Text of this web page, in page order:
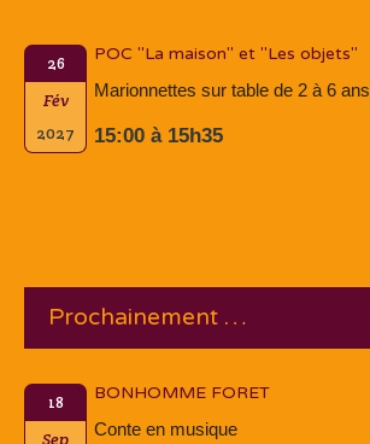
26
Fév
2027
POC "La maison" et "Les objets"
Marionnettes sur table de 2 à 6 ans
15:00 à 15h35
Prochainement …
18
Sep
BONHOMME FORET
Conte en musique